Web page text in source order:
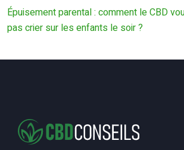
Épuisement parental : comment le CBD
pas crier sur les enfants le soir ?